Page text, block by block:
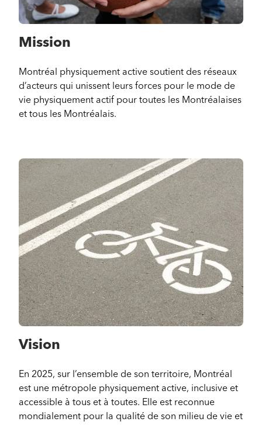
Mission
Montréal physiquement active soutient des réseaux
d’acteurs qui unissent leurs forces pour le mode de
vie physiquement actif pour toutes les Montréalaises
et tous les Montréalais.
Vision
En 2025, sur l’ensemble de son territoire, Montréal
est une métropole physiquement active, inclusive et
accessible à tous et à toutes. Elle est reconnue
mondialement pour la qualité de son milieu de vie et